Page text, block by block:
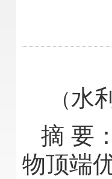
（水
摘 要
物顶端